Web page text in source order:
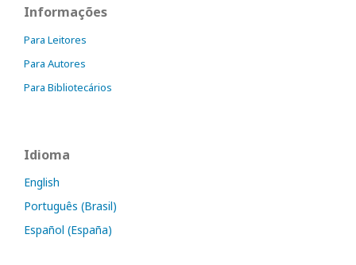
Informações
Para Leitores
Para Autores
Para Bibliotecários
Idioma
English
Português (Brasil)
Español (España)